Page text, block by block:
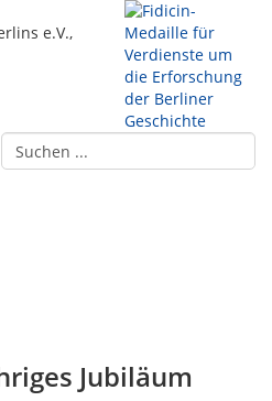
e.V.,
Jubiläum